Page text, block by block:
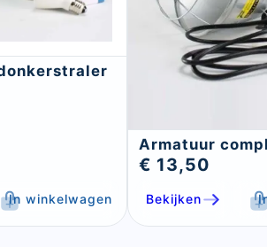
In winkelwagen
Armatuur
€ 13,50
Bekijken